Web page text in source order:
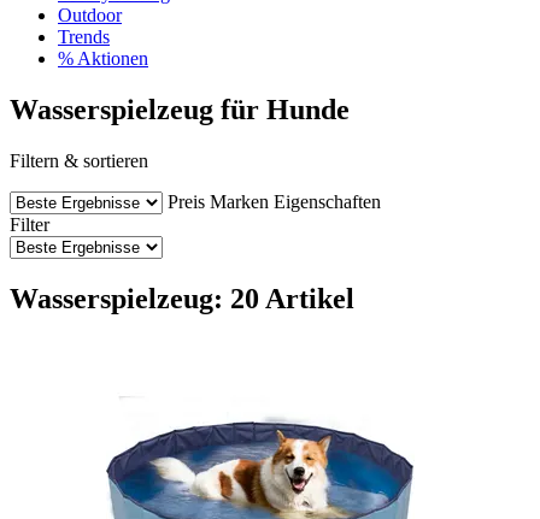
Outdoor
Trends
% Aktionen
Wasserspielzeug für Hunde
Filtern & sortieren
Preis Marken Eigenschaften
Filter
Wasserspielzeug: 20 Artikel